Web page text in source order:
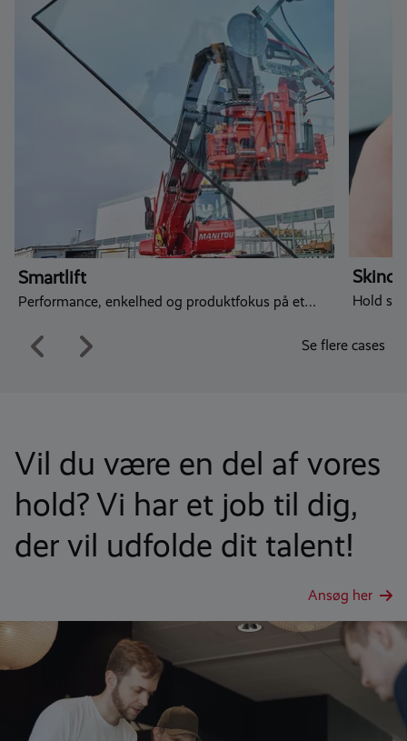
Smartlift
Performance, enkelhed og produktfokus på et
Hold
Se flere cases
Vil du være en del af vores
hold? Vi har et job til dig,
der vil udfolde dit talent!
Ansøg her